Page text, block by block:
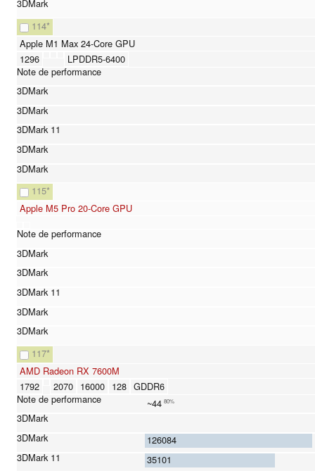
114*
Apple M1 Max 24-Core GPU
1296
LPDDR5-6400
115*
Apple M5 Pro 20-Core GPU
117*
AMD Radeon RX 7600M
1792
2070 16000 128 GDDR6
~44 80%
126084
35101